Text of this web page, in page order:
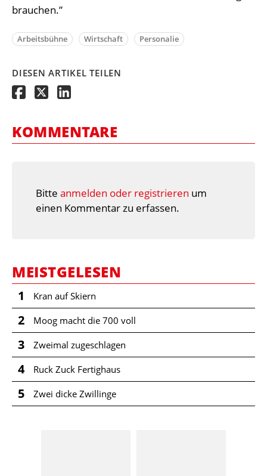
brauchen.”
Arbeitsbühne Wirtschaft Personalie
DIESEN ARTIKEL TEILEN
KOMMENTARE
Bitte anmelden oder registrieren um
einen Kommentar zu erfassen.
MEISTGELESEN
1 Kran auf Skiern
2 Moog macht die 700 voll
3 Zweimal zugeschlagen
4 Ruck Zuck Fertighaus
5 Zwei dicke Zwillinge